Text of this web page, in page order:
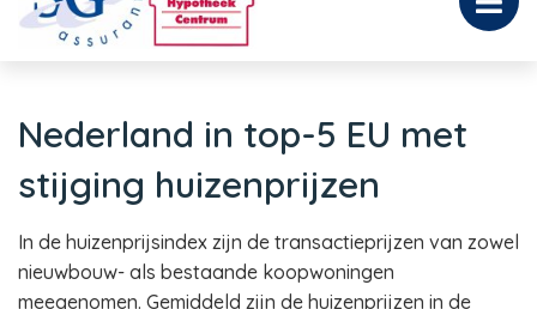
Nederland in top-5 EU met
stijging huizenprijzen
In de huizenprijsindex zijn de transactieprijzen van zowel
nieuwbouw- als bestaande koopwoningen
meegenomen. Gemiddeld zijn de huizenprijzen in de